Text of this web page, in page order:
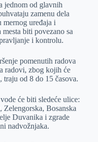
jednom od glavnih
zamenu dela
uređaja i
biti povezano sa
i kontrolu.
pomenutih radova
radovi, zbog kojih će
traju od 8 do 15 časova.
će biti sledeće ulice:
Bosanska
Duvanika i zgrade
nadvožnjaka.